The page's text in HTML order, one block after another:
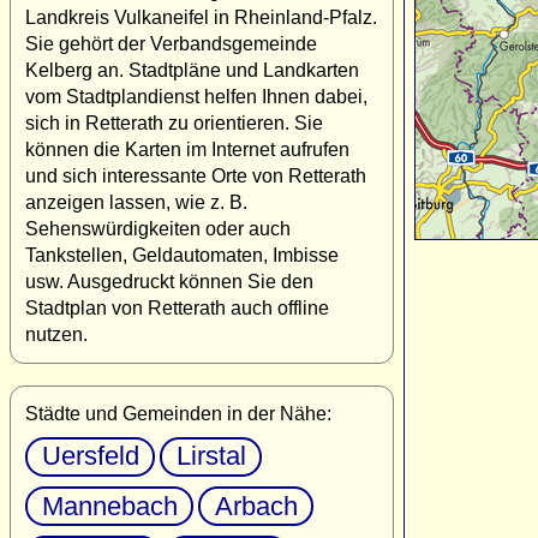
Landkreis Vulkaneifel in Rheinland-Pfalz.
Sie gehört der Verbandsgemeinde
Kelberg an. Stadtpläne und Landkarten
vom Stadtplandienst helfen Ihnen dabei,
sich in Retterath zu orientieren. Sie
können die Karten im Internet aufrufen
und sich interessante Orte von Retterath
anzeigen lassen, wie z. B.
Sehenswürdigkeiten oder auch
Tankstellen, Geldautomaten, Imbisse
usw. Ausgedruckt können Sie den
Stadtplan von Retterath auch offline
nutzen.
Städte und Gemeinden in der Nähe:
Uersfeld
Lirstal
Mannebach
Arbach